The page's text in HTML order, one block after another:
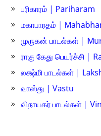
பரிகாரம் | Pariharam
மகாபாரதம் |
முருகன் பாடல்கள் |
ராகு கேது பெயர்ச்சி |
லக்ஷ்மி பாடல்கள் |
வாஸ்து | Vastu
விநாயகர் பாடல்கள் |